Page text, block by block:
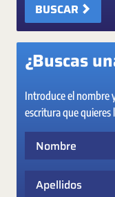
BUSCAR
¿Buscas
Introduce el nombre
escritura que quieres